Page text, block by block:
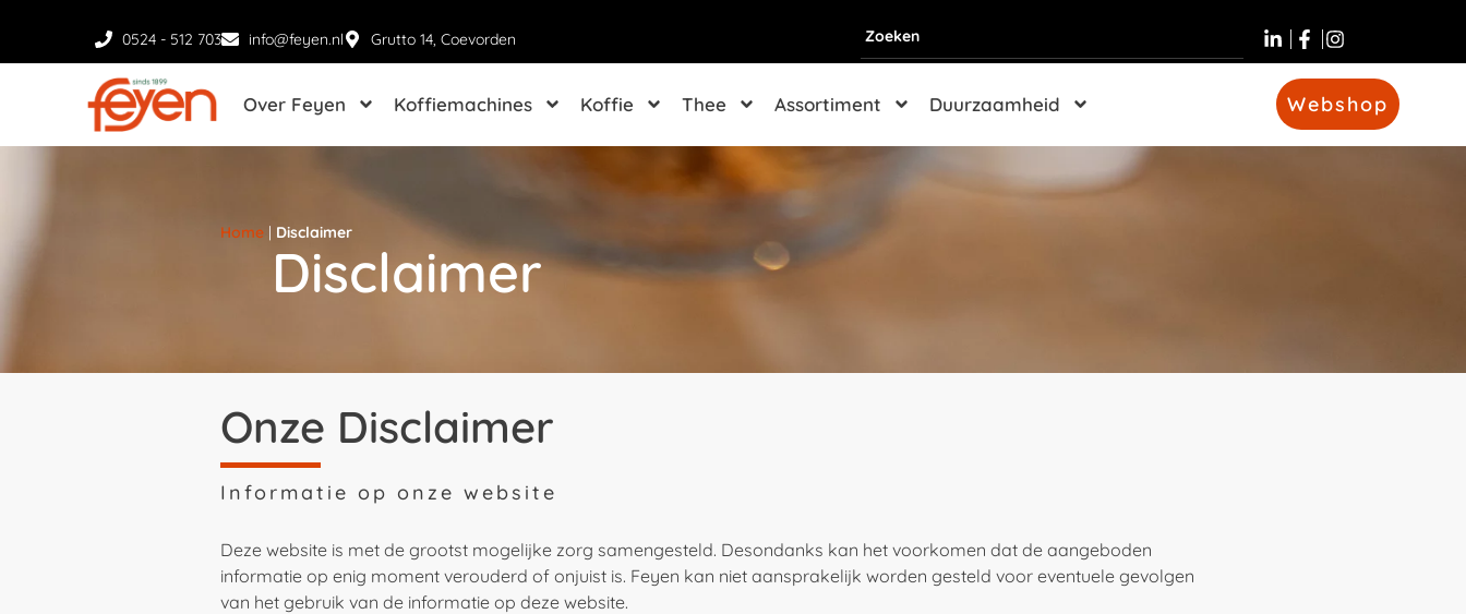
0524 - 512 703 info@feyen.nl Grutto 14, Coevorden
Over Feyen Koffiemachines Koffie Thee Assortiment Duurzaamheid Webshop
Home| Disclaimer
Disclaimer
Onze Disclaimer
Informatie op onze website
Deze website is met de grootst mogelijke zorg samengesteld. Desondanks kan het voorkomen dat de aangeboden
informatie op enig moment verouderd of onjuist is. Feyen kan niet aansprakelijk worden gesteld voor eventuele gevolgen
van het gebruik van de informatie op deze website.